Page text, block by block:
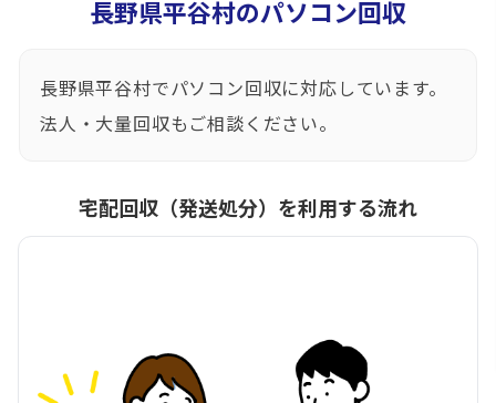
長野県平谷村のパソコン回収
長野県平谷村でパソコン回収に対応しています。
法人・大量回収もご相談ください。
宅配回収（発送処分）を利用する流れ